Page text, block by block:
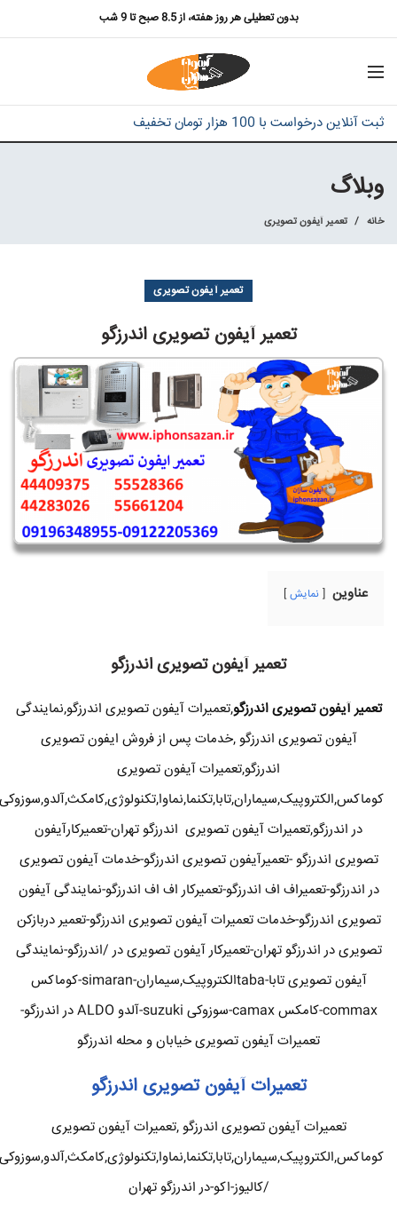
بدون تعطیلی هر روز هفته، از 8.5 صبح تا 9 شب
ثبت آنلاین درخواست با 100 هزار تومان تخفیف
وبلاگ
خانه تعمیر آیفون تصویری
تعمیر آیفون تصویری
تعمیر آیفون تصویری اندرزگو
عناوین نمایش
تعمیر آیفون تصویری اندرزگو
تعمیر آیفون تصویری اندرزگو,تعمیرات آیفون تصویری اندرزگو,نمایندگی
آیفون تصویری اندرزگو ,خدمات پس از فروش ایفون تصویری
اندرزگو,تعمیرات آیفون تصویری
کوماکس,الکتروپیک,سیماران,تابا,تکنما,نماوا,تکنولوژی,کامکث,آلدو,سوزوکی
در اندرزگو,تعمیرات آیفون تصویری اندرزگو تهران-تعمیرکارآیفون
تصویری اندرزگو -تعمیرآیفون تصویری اندرزگو-خدمات آیفون تصویری
در اندرزگو-تعمیراف اف اندرزگو-تعمیرکار اف اف اندرزگو-نمایندگی آیفون
تصویری اندرزگو-خدمات تعمیرات آیفون تصویری اندرزگو-تعمیر دربازکن
تصویری در اندرزگو تهران-تعمیرکار آیفون تصویری در /اندرزگو-نمایندگی
آیفون تصویری تابا-tabaالکتروپیک,سیماران-simaran-کوماکس
commax-کامکس camax-سوزوکی suzuki-آلدو ALDO در اندرزگو-
تعمیرات آیفون تصویری خیابان و محله اندرزگو
تعمیرات آیفون تصویری اندرزگو
تعمیرات آیفون تصویری اندرزگو ,تعمیرات آیفون تصویری
کوماکس,الکتروپیک,سیماران,تابا,تکنما,نماوا,تکنولوژی,کامکث,آلدو,سوزوکی
/کالیوز-اکو-در اندرزگو تهران